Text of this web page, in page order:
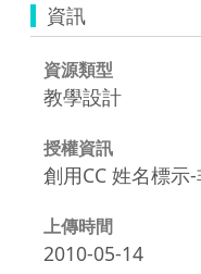
資訊
資源類型
教學設計
授權資訊
創用CC 姓名標示
上傳時間
2010-05-14